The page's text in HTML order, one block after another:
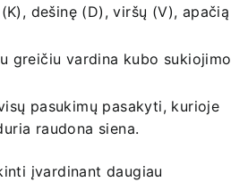
dešinę (D), viršų (V), apačią
greičiu vardina kubo sukiojimo
pasukimų pasakyti, kurioje
raudona siena.
įvardinant daugiau